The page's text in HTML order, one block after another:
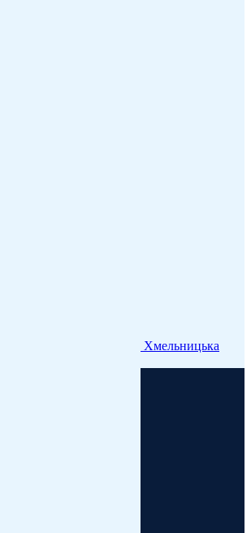
Хмельницька